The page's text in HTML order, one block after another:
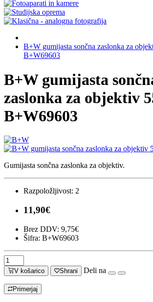
B+W gumijasta sončna zaslonka za
B+W69603
B+W gumijasta
zaslonka za objektiv
B+W69603
Gumijasta sončna zaslonka za objektiv.
Razpoložljivost: 2
11,90€
Brez DDV: 9,75€
Šifra: B+W69603
V košarico Shrani Deli na
Primerjaj